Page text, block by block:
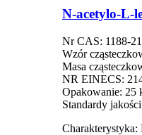
N-acetylo-L-
Nr CAS: 1188-
Wzór
Masa
NR EINECS:
Opakowanie: 25
Standardy
Charakterystyka: